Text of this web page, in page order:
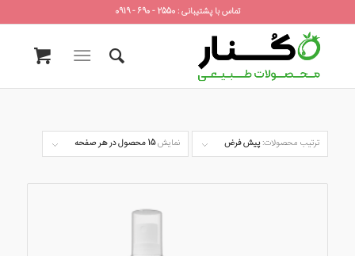
تماس با پشتیبانی : 2550 - 690 - 0919
ترتیب محصولات:پیش فرض نمایش15 محصول در هر صفحه